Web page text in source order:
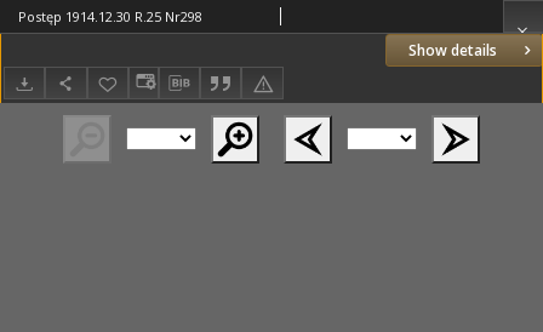
Show details
Postęp 1914.12.30 R.25 Nr298